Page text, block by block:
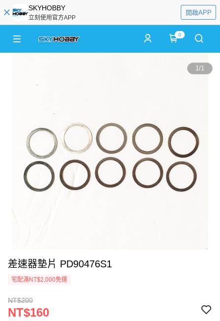
SKYHOBBY
立刻使用官方APP
開啟APP
0
1/1
差速器墊片 PD90476S1
宅配滿NT$2,000免運
NT$200
NT$160